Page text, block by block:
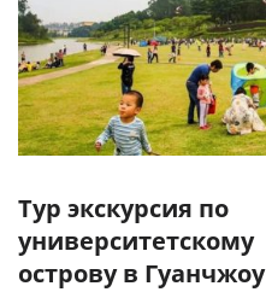
Тур экскурсия по
университетскому
острову в Гуанчжоу